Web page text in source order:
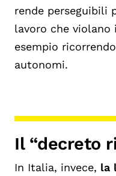
rende perseguibili
lavoro che
esempio
autonomi.
Il “decreto
In Italia, invece, la